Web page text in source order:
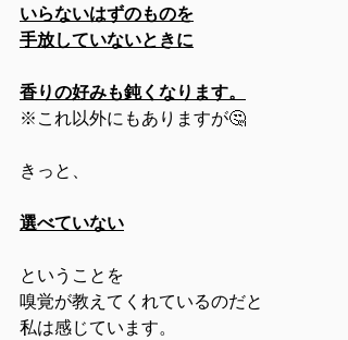
いらないはずのものを
手放していないときに
香りの好みも鈍くなります。
※これ以外にもありますが🤔
きっと、
選べていない
ということを
嗅覚が教えてくれているのだと
私は感じています。